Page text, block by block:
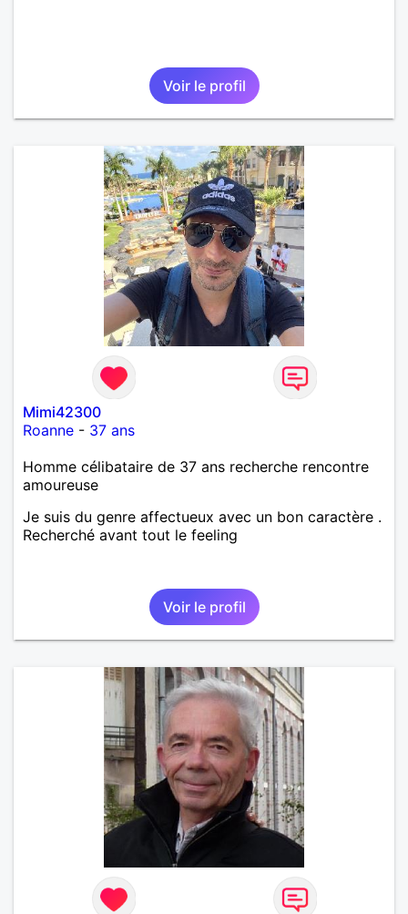
Voir le profil
Mimi42300
Roanne - 37 ans
Homme célibataire de 37 ans recherche rencontre
amoureuse
Je suis du genre affectueux avec un bon caractère .
Recherché avant tout le feeling
Voir le profil